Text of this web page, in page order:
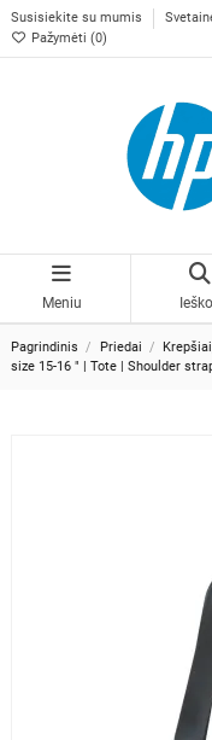
Susisiekite su mumis
Pažymėti (0)
Meniu
Pagrindinis Priedai
size 15-16 " | Tote | Shoulder